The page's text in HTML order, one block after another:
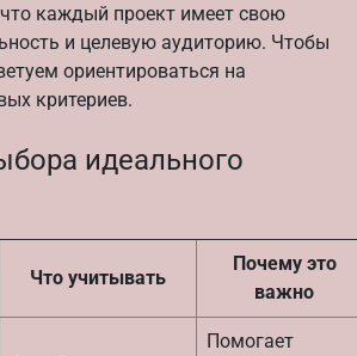
каждый проект имеет свою
и целевую аудиторию. Чтобы
ориентироваться на
критериев.
идеального
Что учитывать
Почему это
важно
Помогает